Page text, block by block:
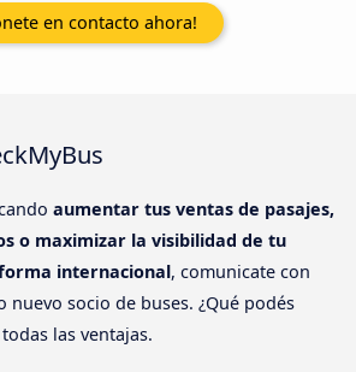
en contacto ahora!
aumentar tus ventas de pasajes,
o maximizar la visibilidad de tu
internacional, comunicate con
nuevo socio de buses. ¿Qué podés
las ventajas.